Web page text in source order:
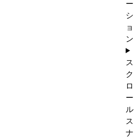
ー
シ
ョ
ン
ス
ク
ロ
ー
ル
ス
ナ